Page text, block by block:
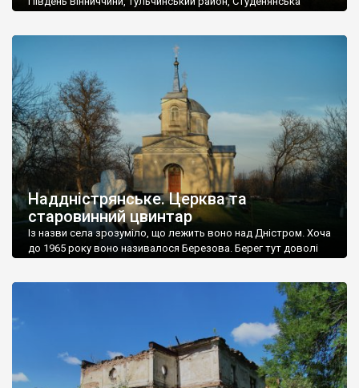
старовинний цвинтар із кам’яними хрестами. Всі епітафії, які
збереглися, написані кирилицею, церковнослов’янською
мовою. За всіма традиційними ознаками – цвинтар
український. Хрести датуються 19 століттям. У 1924-1940
роках Болган […]
Наддністрянське. Церква та
старовинний цвинтар
Із назви села зрозуміло, що лежить воно над Дністром. Хоча
до 1965 року воно називалося Березова. Берег тут доволі
Наддністрянське відрізняється від більшості навколишніх
сіл. У селі є мурована Михайлівська церква. Точної дати […]